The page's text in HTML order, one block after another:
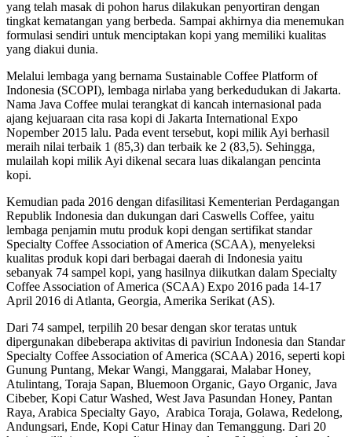
yang telah masak di pohon harus dilakukan penyortiran dengan
tingkat kematangan yang berbeda. Sampai akhirnya dia menemukan
formulasi sendiri untuk menciptakan kopi yang memiliki kualitas
yang diakui dunia.
Melalui lembaga yang bernama Sustainable Coffee Platform of
Indonesia (SCOPI), lembaga nirlaba yang berkedudukan di Jakarta.
Nama Java Coffee mulai terangkat di kancah internasional pada
ajang kejuaraan cita rasa kopi di Jakarta International Expo
Nopember 2015 lalu. Pada event tersebut, kopi milik Ayi berhasil
meraih nilai terbaik 1 (85,3) dan terbaik ke 2 (83,5). Sehingga,
mulailah kopi milik Ayi dikenal secara luas dikalangan pencinta
kopi.
Kemudian pada 2016 dengan difasilitasi Kementerian Perdagangan
Republik Indonesia dan dukungan dari Caswells Coffee, yaitu
lembaga penjamin mutu produk kopi dengan sertifikat standar
Specialty Coffee Association of America (SCAA), menyeleksi
kualitas produk kopi dari berbagai daerah di Indonesia yaitu
sebanyak 74 sampel kopi, yang hasilnya diikutkan dalam Specialty
Coffee Association of America (SCAA) Expo 2016 pada 14-17
April 2016 di Atlanta, Georgia, Amerika Serikat (AS).
Dari 74 sampel, terpilih 20 besar dengan skor teratas untuk
dipergunakan dibeberapa aktivitas di paviriun Indonesia dan Standar
Specialty Coffee Association of America (SCAA) 2016, seperti kopi
Gunung Puntang, Mekar Wangi, Manggarai, Malabar Honey,
Atulintang, Toraja Sapan, Bluemoon Organic, Gayo Organic, Java
Cibeber, Kopi Catur Washed, West Java Pasundan Honey, Pantan
Raya, Arabica Specialty Gayo, Arabica Toraja, Golawa, Redelong,
Andungsari, Ende, Kopi Catur Hinay dan Temanggung. Dari 20